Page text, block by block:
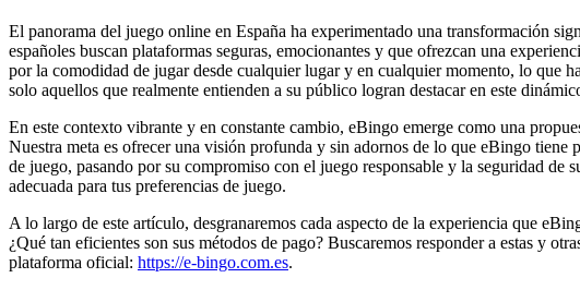
El panorama del juego online en España ha experimentado una transformación
españoles buscan plataformas seguras, emocionantes y que ofrezcan una
por la comodidad de jugar desde cualquier lugar y en cualquier momento, lo que
solo aquellos que realmente entienden a su público logran destacar en este
En este contexto vibrante y en constante cambio, eBingo emerge como una
Nuestra meta es ofrecer una visión profunda y sin adornos de lo que eBingo tiene
de juego, pasando por su compromiso con el juego responsable y la seguridad
adecuada para tus preferencias de juego.
A lo largo de este artículo, desgranaremos cada aspecto de la experiencia que
¿Qué tan eficientes son sus métodos de pago? Buscaremos responder a estas y
plataforma oficial: https://e-bingo.com.es.